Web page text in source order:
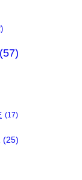
(57)
(17)
(25)